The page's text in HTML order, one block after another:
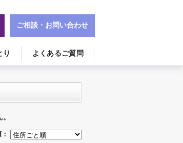
り よくあるご質問
ご相談・お問い合わせ